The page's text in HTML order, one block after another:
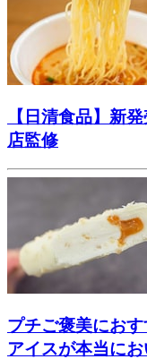
【日清食品】新
店監修
プチご褒美にお
アイスが本当に